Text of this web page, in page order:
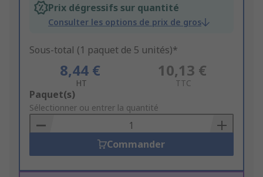
Prix dégressifs sur quantité
Consulter les options de prix de gros
Sous-total (1 paquet de 5 unités)*
8,44 €
HT
10,13 €
TTC
Add
to
Basket
Paquet(s)
Sélectionner ou entrer la quantité
Commander